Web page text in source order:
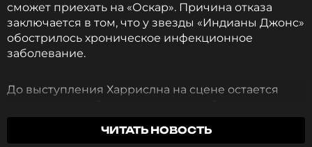
сможет приехать на «Оскар». Причина отказа
заключается в том, что у звезды «Индианы Джонс»
обострилось хроническое инфекционное
заболевание.
До выступления Харрислна на сцене остается
выходил вручать призы своим коллегам, на этот
раз попросил заменить его кем-нибудь.
ЧИТАТЬ НОВОСТЬ